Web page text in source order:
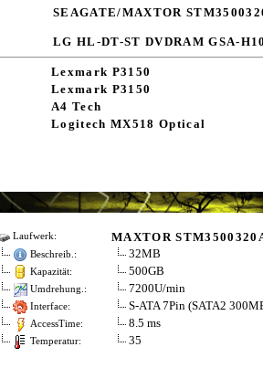
SEAGATE/MAXTOR
LG HL-DT-ST DVDRAM GSA-
Lexmark P3150
Lexmark P3150
A4 Tech
Logitech MX518 Optical
Laufwerk: MAXTOR
Beschreib.: 32MB
Kapazität: 500GB
Umdrehung.: 7200U/min
Interface: S-ATA 7Pin (SATA2
AccessTime: 8.5 ms
Temperatur: 35